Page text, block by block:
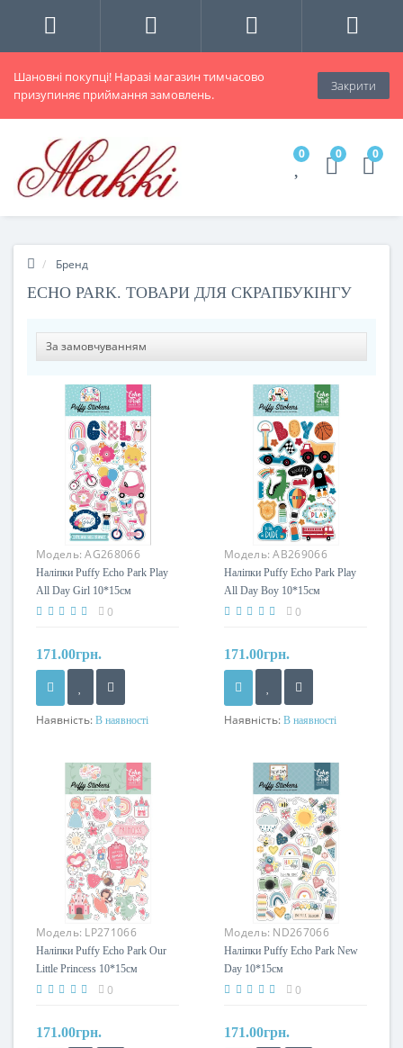
Шановні покупці! Наразі магазин тимчасово
призупиняє приймання замовлень.
Закрити
0 0 0
Бренд
ECHO PARK. ТОВАРИ ДЛЯ СКРАПБУКІНГУ
Модель:AG268066
Наліпки Puffy Echo Park Play
All Day Girl 10*15см
0
171.00грн.
Наявність: В наявності
Модель:AB269066
Наліпки Puffy Echo Park Play
All Day Boy 10*15см
0
171.00грн.
Наявність: В наявності
Модель: LP271066
Наліпки Puffy Echo Park Our
Little Princess 10*15см
0
171.00грн.
Модель: ND267066
Наліпки Puffy Echo Park New
Day 10*15см
0
171.00грн.